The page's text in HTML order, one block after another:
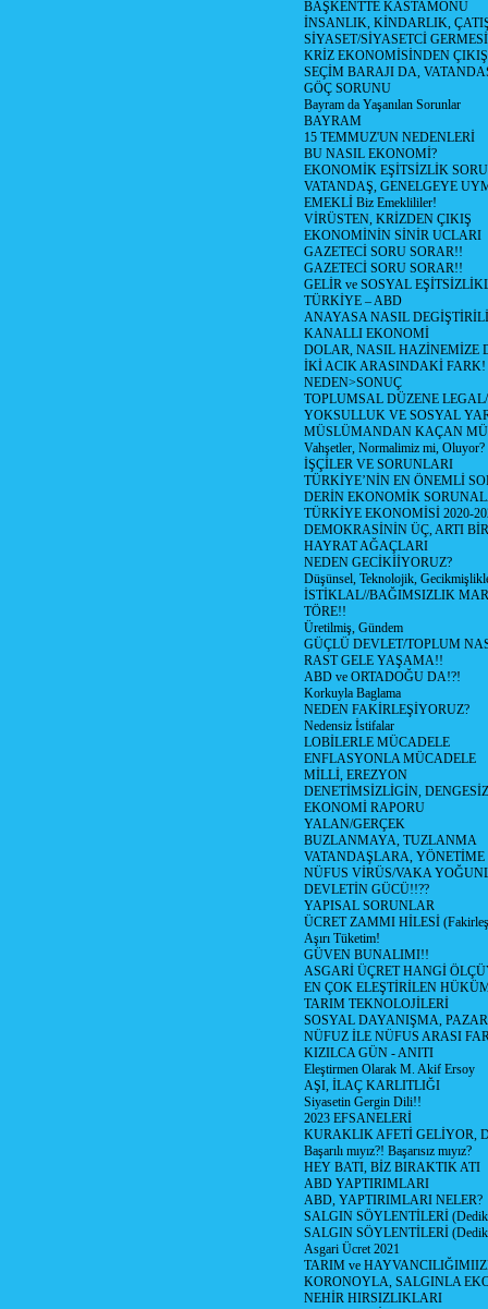
BAŞKENTTE KASTAMONU
İNSANLIK, KİNDARLIK,
SİYASET/SİYASETCİ
KRİZ EKONOMİSİNDEN ÇIKIŞ
SEÇİM BARAJI DA,
GÖÇ SORUNU
Bayram da Yaşanılan Sorunlar
BAYRAM
15 TEMMUZ'UN NEDENLERİ
BU NASIL EKONOMİ?
EKONOMİK EŞİTSİZLİK
VATANDAŞ, GENELGEYE
EMEKLİ Biz Emeklililer!
VİRÜSTEN, KRİZDEN ÇIKIŞ
EKONOMİNİN SİNİR UCLARI
GAZETECİ SORU SORAR!!
GAZETECİ SORU SORAR!!
GELİR ve SOSYAL
TÜRKİYE – ABD
ANAYASA NASIL
KANALLI EKONOMİ
DOLAR, NASIL HAZİNEMİZE
İKİ ACIK ARASINDAKİ FARK!
NEDEN>SONUÇ
TOPLUMSAL DÜZENE
YOKSULLUK VE SOSYAL
MÜSLÜMANDAN KAÇAN
Vahşetler, Normalimiz mi, Oluyor?
İŞÇİLER VE SORUNLARI
TÜRKİYE’NİN EN ÖNEMLİ
DERİN EKONOMİK
TÜRKİYE EKONOMİSİ 2020-
DEMOKRASİNİN ÜÇ, ARTI
HAYRAT AĞAÇLARI
NEDEN GECİKİİYORUZ?
Düşünsel, Teknolojik,
İSTİKLAL//BAĞIMSIZLIK
TÖRE!!
Üretilmiş, Gündem
GÜÇLÜ DEVLET/TOPLUM
RAST GELE YAŞAMA!!
ABD ve ORTADOĞU DA!?!
Korkuyla Baglama
NEDEN FAKİRLEŞİYORUZ?
Nedensiz İstifalar
LOBİLERLE MÜCADELE
ENFLASYONLA MÜCADELE
MİLLİ, EREZYON
DENETİMSİZLİGİN,
EKONOMİ RAPORU
YALAN/GERÇEK
BUZLANMAYA, TUZLANMA
VATANDAŞLARA,
NÜFUS VİRÜS/VAKA
DEVLETİN GÜCÜ!!??
YAPISAL SORUNLAR
ÜCRET ZAMMI HİLESİ
Aşırı Tüketim!
GÜVEN BUNALIMI!!
ASGARİ ÜÇRET HANGİ
EN ÇOK ELEŞTİRİLEN
TARIM TEKNOLOJİLERİ
SOSYAL DAYANIŞMA,
NÜFUZ İLE NÜFUS ARASI
KIZILCA GÜN - ANITI
Eleştirmen Olarak M. Akif Ersoy
AŞI, İLAÇ KARLITLIĞI
Siyasetin Gergin Dili!!
2023 EFSANELERİ
KURAKLIK AFETİ GELİYOR,
Başarılı mıyız?! Başarısız mıyız?
HEY BATI, BİZ BIRAKTIK ATI
ABD YAPTIRIMLARI
ABD, YAPTIRIMLARI NELER?
SALGIN SÖYLENTİLERİ
SALGIN SÖYLENTİLERİ
Asgari Ücret 2021
TARIM ve
KORONOYLA, SALGINLA
NEHİR HIRSIZLIKLARI